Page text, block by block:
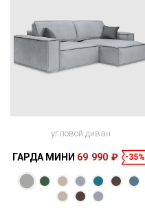
Размеры
Спальное
угловой диван
ГАРДА МИНИ 69 990 ₽ -35%